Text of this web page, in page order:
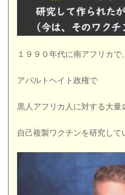
１９９０年代に南アフリカで、
アパルトヘイト政権で
黒人アフリカ人に対する大量
自己複製ワクチンを研究して